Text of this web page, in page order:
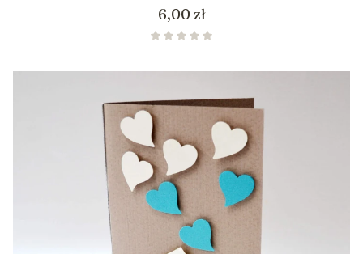
Cena
6,00 zł